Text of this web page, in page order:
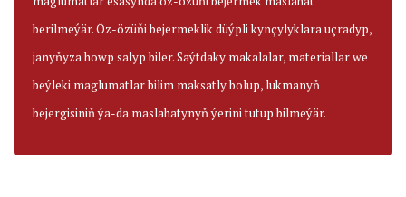
berilmeýär. Öz-özüňi bejermeklik düýpli kynçylyklara uçradyp,
janyňyza howp salyp biler. Saýtdaky makalalar, materiallar we
beýleki maglumatlar bilim maksatly bolup, lukmanyň
bejergisiniň ýa-da maslahatynyň ýerini tutup bilmeýär.